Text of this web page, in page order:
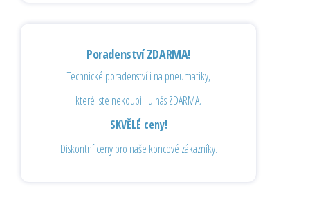
Poradenství ZDARMA!
Technické poradenství i na pneumatiky,
které jste nekoupili u nás ZDARMA.
SKVĚLÉ ceny!
Diskontní ceny pro naše koncové zákazníky.